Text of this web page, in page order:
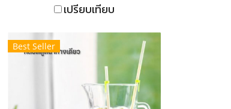
เปรียบเทียบ
Best Seller